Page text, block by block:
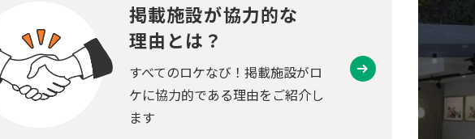
掲載施設が協力的な
理由とは？
すべてのロケなび！掲載施設がロ
ケに協力的である理由をご紹介し
ます